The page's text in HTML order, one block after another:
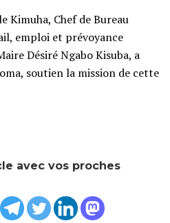
Kimuha, Chef de Bureau
emploi et prévoyance
Désiré Ngabo Kisuba, a
soutien la mission de cette
avec vos proches